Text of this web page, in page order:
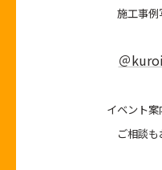
施工事例
＠
イベント案
ご相談